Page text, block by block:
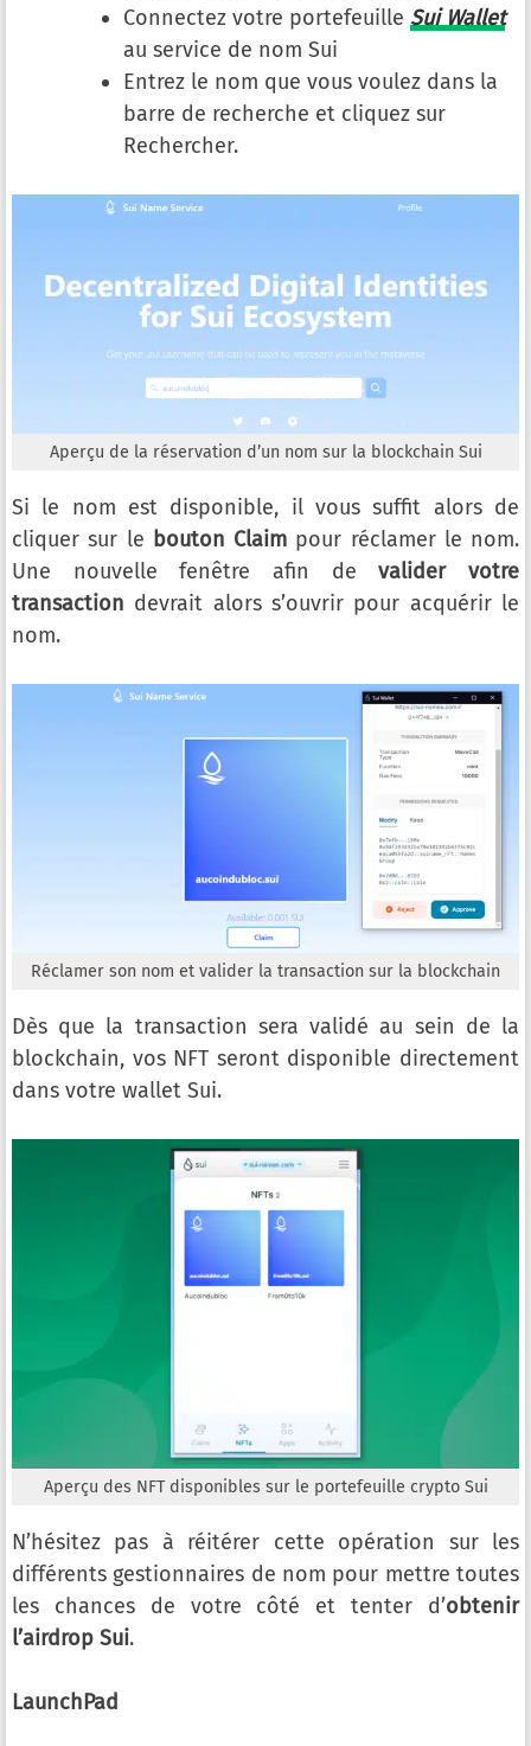
Connectez votre portefeuille Sui Wallet
au service de nom Sui
Entrez le nom que vous voulez dans la
barre de recherche et cliquez sur
Rechercher.
Aperçu de la réservation d’un nom sur la blockchain Sui
Si le nom est disponible, il vous suffit alors de
cliquer sur le bouton Claim pour réclamer le nom.
Une nouvelle fenêtre afin devalider votre
transaction devrait alors s’ouvrir pour acquérir le
nom.
Réclamer son nom et valider la transaction sur la blockchain
Dès que la transaction sera validé au sein de la
blockchain, vos NFT seront disponible directement
dans votre wallet Sui.
Aperçu des NFT disponibles sur le portefeuille crypto Sui
N’hésitez pas à réitérer cette opération sur les
différents gestionnaires de nom pour mettre toutes
les chances de votre côté et tenter d’obtenir
l’airdrop Sui.
LaunchPad